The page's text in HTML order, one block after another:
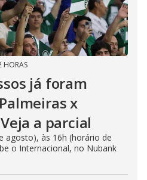
HORAS
já foram
x
a parcial
agosto), às 16h (horário de
o Internacional, no Nubank